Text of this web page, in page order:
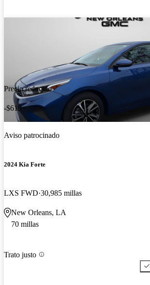
Precio reducido
-$619
Aviso patrocinado
2024 Kia Forte
LXS FWD 30,985 millas
New Orleans, LA
70 millas
Trato justo